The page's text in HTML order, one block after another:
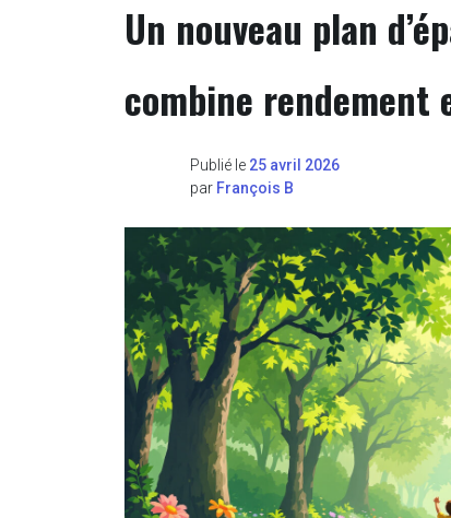
Un nouveau plan
combine rendement
Publié le 25 avril 2026
par François B